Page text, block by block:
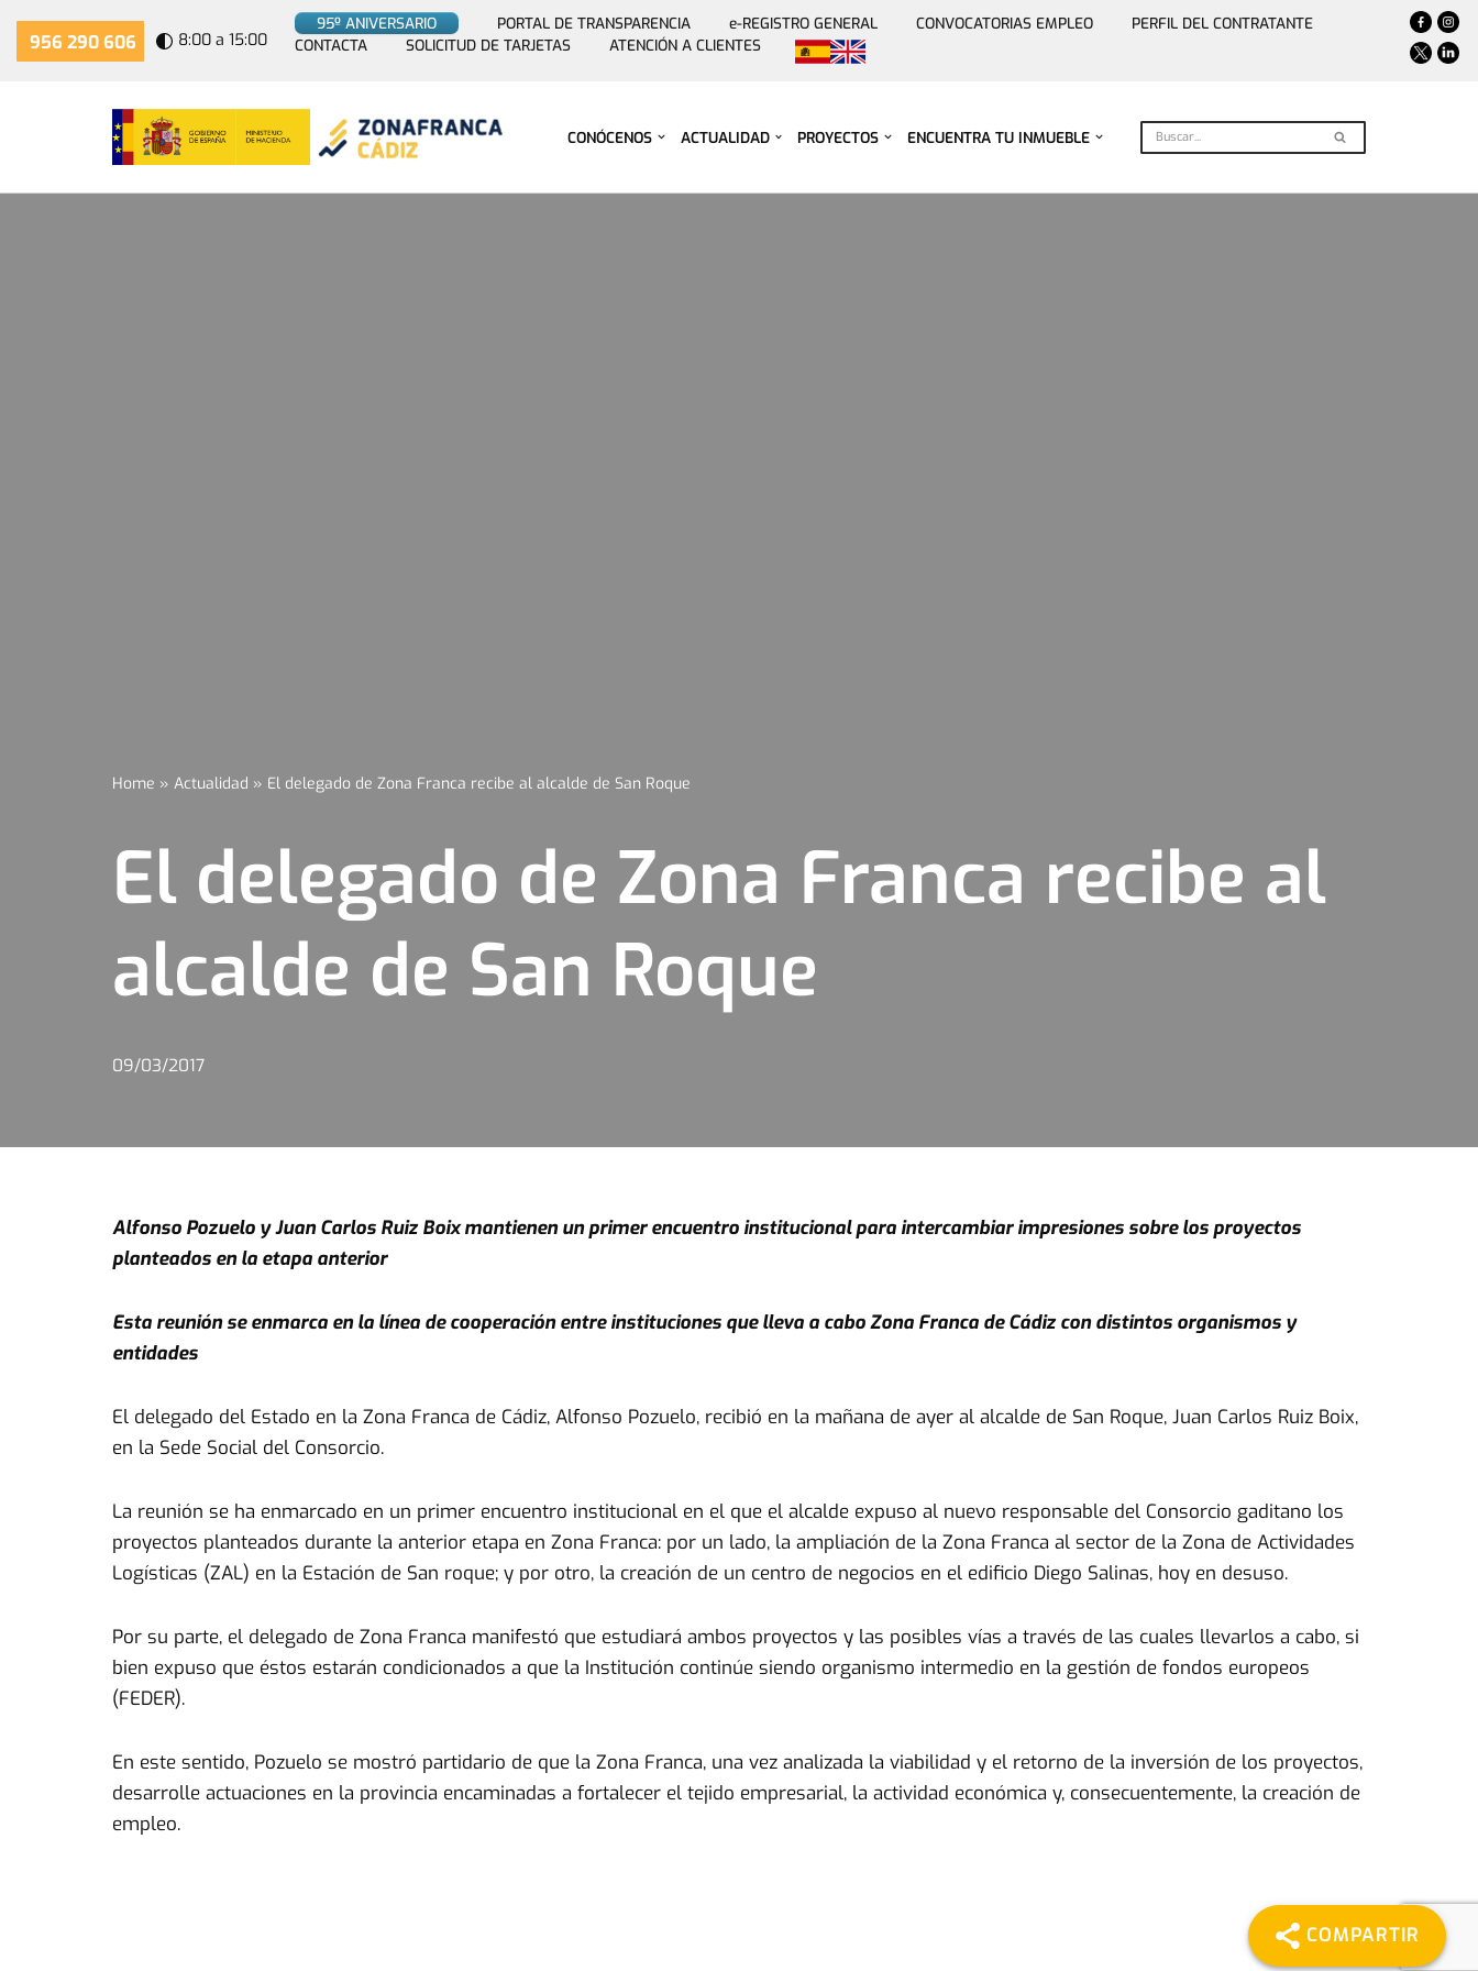
Saltar
956 290 606 8:00 a 15:00
95º ANIVERSARIO PORTAL DE TRANSPARENCIA e-REGISTRO GENERAL CONVOCATORIAS EMPLEO
PERFIL DEL CONTRATANTE
CONTACTA
SOLICITUD DE TARJETAS ATENCIÓN A CLIENTES
CONÓCENOS ACTUALIDAD PROYECTOS ENCUENTRA TU INMUEBLE
Home » Actualidad » El delegado de Zona Franca recibe al alcalde de San Roque
El delegado de Zona Franca recibe al
alcalde de San Roque
09/03/2017
Alfonso Pozuelo y Juan Carlos Ruiz Boix mantienen un primer encuentro institucional para intercambiar impresiones sobre los proyectos
planteados en la etapa anterior
Esta reunión se enmarca en la línea de cooperación entre instituciones que lleva a cabo Zona Franca de Cádiz con distintos organismos y
entidades
El delegado del Estado en la Zona Franca de Cádiz, Alfonso Pozuelo, recibió en la mañana de ayer al alcalde de San Roque, Juan Carlos Ruiz Boix,
en la Sede Social del Consorcio.
La reunión se ha enmarcado en un primer encuentro institucional en el que el alcalde expuso al nuevo responsable del Consorcio gaditano los
proyectos planteados durante la anterior etapa en Zona Franca: por un lado, la ampliación de la Zona Franca al sector de la Zona de Actividades
Logísticas (ZAL) en la Estación de San roque; y por otro, la creación de un centro de negocios en el edificio Diego Salinas, hoy en desuso.
Por su parte, el delegado de Zona Franca manifestó que estudiará ambos proyectos y las posibles vías a través de las cuales llevarlos a cabo, si
bien expuso que éstos estarán condicionados a que la Institución continúe siendo organismo intermedio en la gestión de fondos europeos
(FEDER).
En este sentido, Pozuelo se mostró partidario de que la Zona Franca, una vez analizada la viabilidad y el retorno de la inversión de los proyectos,
desarrolle actuaciones en la provincia encaminadas a fortalecer el tejido empresarial, la actividad económica y, consecuentemente, la creación de
empleo.
COMPARTIR